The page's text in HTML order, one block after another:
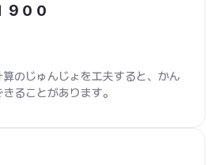
０
のじゅんじょを工夫すると、かん
ることがあります。